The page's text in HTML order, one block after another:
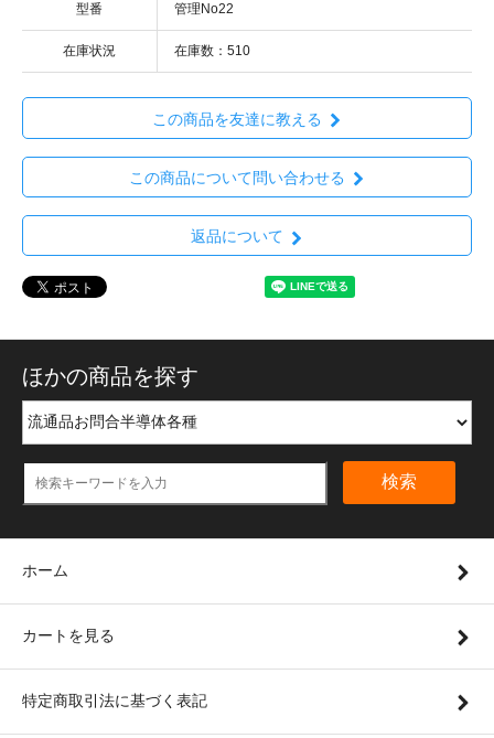
型番 管理No22
在庫状況 在庫数：510
この商品を友達に教える
この商品について問い合わせる
返品について
ほかの商品を探す
検索
ホーム
カートを見る
特定商取引法に基づく表記